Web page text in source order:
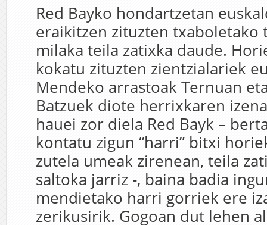
Red Bayko hondartzetan
eraikitzen zituzten txaboletako
milaka teila zatixka daude.
kokatu zituzten zientzialariek
Mendeko arrastoak Ternuan
Batzuek diote herrixkaren
hauei zor diela Red Bayk –
kontatu zigun “harri” bitxi
zutela umeak zirenean, teila
saltoka jarriz -, baina badia
mendietako harri gorriek ere
zerikusirik. Gogoan dut lehen